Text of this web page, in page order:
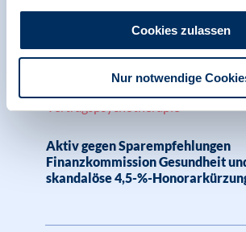
Cookies zulassen
Nur notwendige
Rheinpfalz
25.03.2026
Vertragspsychotherapie
Aktiv gegen Sparempfehlungen
Finanzkommission Gesundheit
skandalöse 4,5-%-